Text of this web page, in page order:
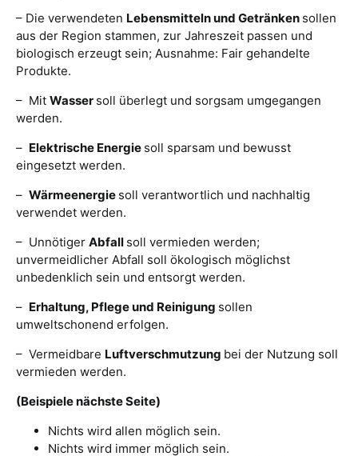
– Die verwendeten Lebensmitteln und Getränken sollen
aus der Region stammen, zur Jahreszeit passen und
biologisch erzeugt sein; Ausnahme: Fair gehandelte
Produkte.
– Mit Wasser soll überlegt und sorgsam umgegangen
werden.
– Elektrische Energie soll sparsam und bewusst
eingesetzt werden.
– Wärmeenergie soll verantwortlich und nachhaltig
verwendet werden.
– Unnötiger Abfall soll vermieden werden;
unvermeidlicher Abfall soll ökologisch möglichst
unbedenklich sein und entsorgt werden.
– Erhaltung, Pflege und Reinigung sollen
umweltschonend erfolgen.
– Vermeidbare Luftverschmutzung bei der Nutzung soll
vermieden werden.
(Beispiele nächste Seite)
Nichts wird allen möglich sein.
Nichts wird immer möglich sein.